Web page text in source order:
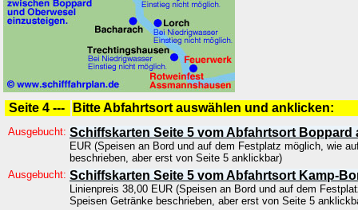
Seite 4 --- Bitte Abfahrtsort auswählen und anklicken:
Ausgebucht: Schiffskarten Seite 5 vom Abfahrtsort Boppard
EUR (Speisen an Bord und auf dem Festplatz möglich, wie
beschrieben, aber erst von Seite 5 anklickbar)
Ausgebucht: Schiffskarten Seite 5 vom Abfahrtsort Kamp-
Linienpreis 38,00 EUR (Speisen an Bord und auf dem
Speisen Getränke beschrieben, aber erst von Seite 5